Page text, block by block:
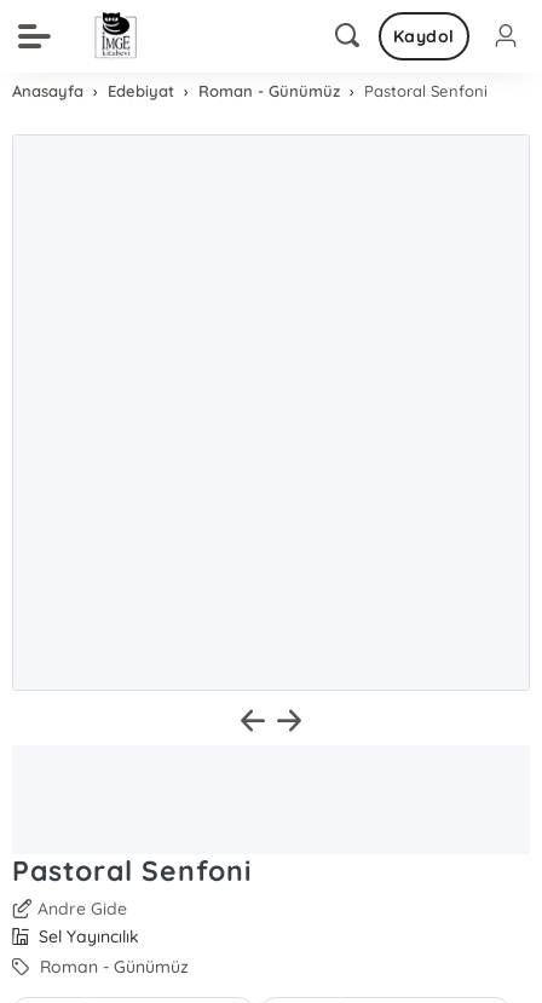
Kaydol
Anasayfa Edebiyat Roman - Günümüz Pastoral Senfoni
Pastoral Senfoni
Andre Gide
Sel Yayıncılık
Roman - Günümüz